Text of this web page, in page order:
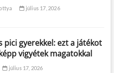
július 17, 2026
pici gyerekkel: ezt a játékot
vigyétek magatokkal
július 17, 2026